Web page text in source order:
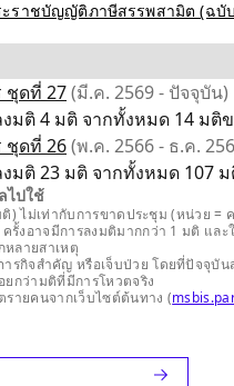
ะราชบัญญัติภาษีสรรพสามิต (ฉบั
ชุดที่ 27(มี.ค. 2569 - ปัจจุบัน)
ติ 4 มติ จากทั้งหมด 14 มติ
ชุดที่ 26(พ.ค. 2566 - ธ.ค.
ติ 23 มติ จากทั้งหมด 107
ไปใช้
) ไม่เท่ากับการขาดประชุม (หน่วย =
ครั้งอาจมีการลงมติมากกว่า 1 มติ แ
หลายสาเหตุ
รกิจสำคัญ หรือเจ็บป่วย โดยที่ปัจจุบั
กว่ามติที่มีการโหวตจริง
รายคนจากเว็บไซต์ต้นทาง (